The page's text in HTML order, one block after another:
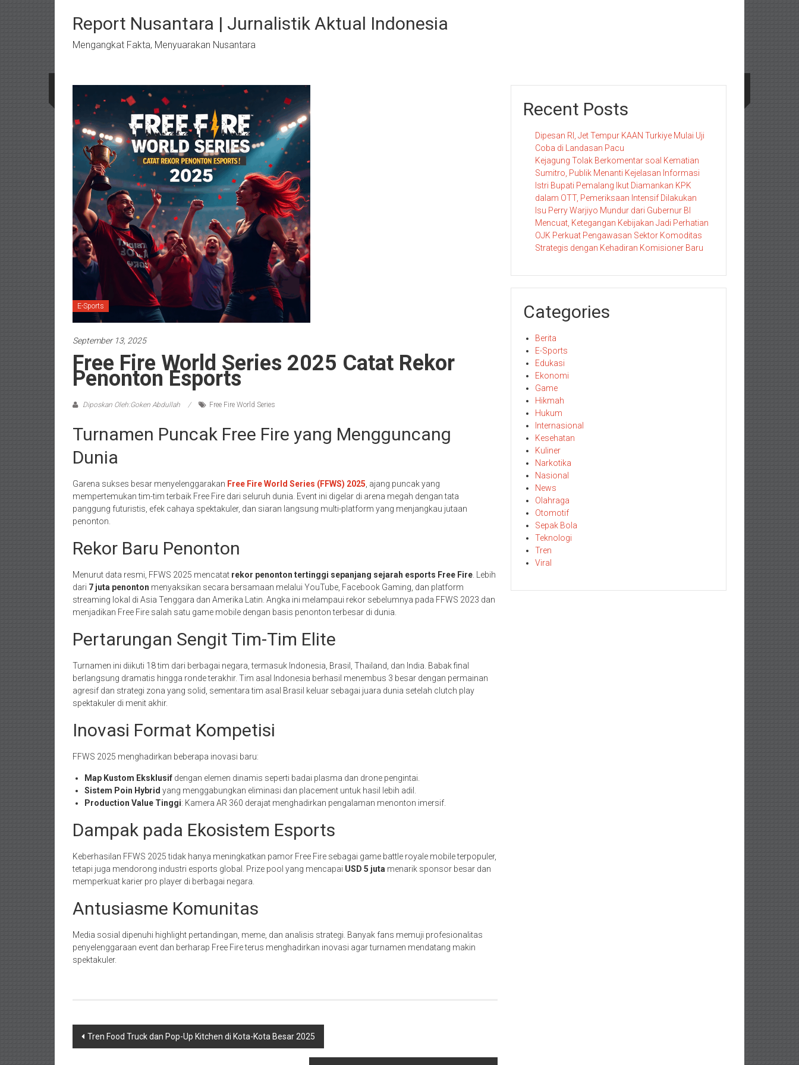
kontenReport Nusantara | Jurnalistik Aktual Indonesia
Mengangkat Fakta, Menyuarakan Nusantara
E-Sports
September 13, 2025
Free Fire World Series 2025 Catat Rekor
Penonton Esports
Diposkan Oleh:Goken Abdullah Free Fire World Series
Turnamen Puncak Free Fire yang Mengguncang
Dunia
Garena sukses besar menyelenggarakan Free Fire World Series (FFWS) 2025 , ajang puncak yang
mempertemukan tim-tim terbaik Free Fire dari seluruh dunia. Event ini digelar di arena megah dengan tata
panggung futuristis, efek cahaya spektakuler, dan siaran langsung multi-platform yang menjangkau jutaan
penonton.
Rekor Baru Penonton
Menurut data resmi, FFWS 2025 mencatat rekor penonton tertinggi sepanjang sejarah esports Free Fire . Lebih
dari 7 juta penonton menyaksikan secara bersamaan melalui YouTube, Facebook Gaming, dan platform
streaming lokal di Asia Tenggara dan Amerika Latin. Angka ini melampaui rekor sebelumnya pada FFWS 2023 dan
menjadikan Free Fire salah satu game mobile dengan basis penonton terbesar di dunia.
Pertarungan Sengit Tim-Tim Elite
Turnamen ini diikuti 18 tim dari berbagai negara, termasuk Indonesia, Brasil, Thailand, dan India. Babak final
berlangsung dramatis hingga ronde terakhir. Tim asal Indonesia berhasil menembus 3 besar dengan permainan
agresif dan strategi zona yang solid, sementara tim asal Brasil keluar sebagai juara dunia setelah clutch play
spektakuler di menit akhir.
Inovasi Format Kompetisi
FFWS 2025 menghadirkan beberapa inovasi baru:
Map Kustom Eksklusif dengan elemen dinamis seperti badai plasma dan drone pengintai.
Sistem Poin Hybrid yang menggabungkan eliminasi dan placement untuk hasil lebih adil.
Production Value Tinggi: Kamera AR 360 derajat menghadirkan pengalaman menonton imersif.
Dampak pada Ekosistem Esports
Keberhasilan FFWS 2025 tidak hanya meningkatkan pamor Free Fire sebagai game battle royale mobile terpopuler,
tetapi juga mendorong industri esports global. Prize pool yang mencapai USD 5 juta menarik sponsor besar dan
memperkuat karier pro player di berbagai negara.
Antusiasme Komunitas
Media sosial dipenuhi highlight pertandingan, meme, dan analisis strategi. Banyak fans memuji profesionalitas
penyelenggaraan event dan berharap Free Fire terus menghadirkan inovasi agar turnamen mendatang makin
spektakuler.
Navigasi
Tren Food Truck dan Pop-Up Kitchen di Kota-Kota Besar 2025
Recent Posts
Dipesan RI, Jet Tempur KAAN Turkiye Mulai Uji
Coba di Landasan Pacu
Kejagung Tolak Berkomentar soal Kematian
Sumitro, Publik Menanti Kejelasan Informasi
Istri Bupati Pemalang Ikut Diamankan KPK
dalam OTT, Pemeriksaan Intensif Dilakukan
Isu Perry Warjiyo Mundur dari Gubernur BI
Mencuat, Ketegangan Kebijakan Jadi Perhatian
OJK Perkuat Pengawasan Sektor Komoditas
Strategis dengan Kehadiran Komisioner Baru
Categories
Berita
E-Sports
Edukasi
Ekonomi
Game
Hikmah
Hukum
Internasional
Kesehatan
Kuliner
Narkotika
Nasional
News
Olahraga
Otomotif
Sepak Bola
Teknologi
Tren
Viral